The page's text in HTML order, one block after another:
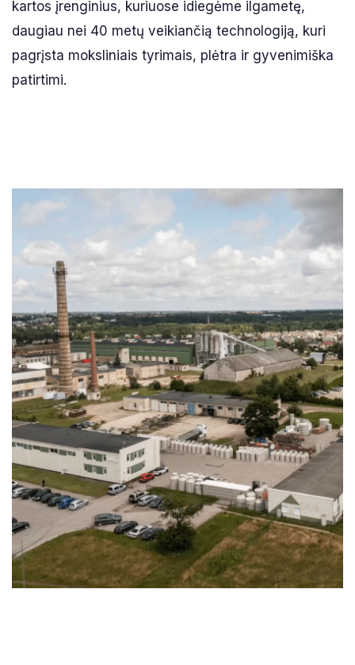
kartos įrenginius, kuriuose idiegėme ilgametę,
daugiau nei 40 metų veikiančią technologiją, kuri
pagrįsta moksliniais tyrimais, plėtra ir gyvenimiška
patirtimi.